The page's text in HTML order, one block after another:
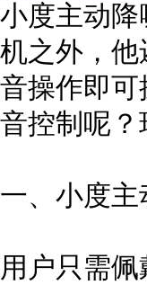
小度主动降
机之外，
音操作即
音控制呢
一、小度
用户只需